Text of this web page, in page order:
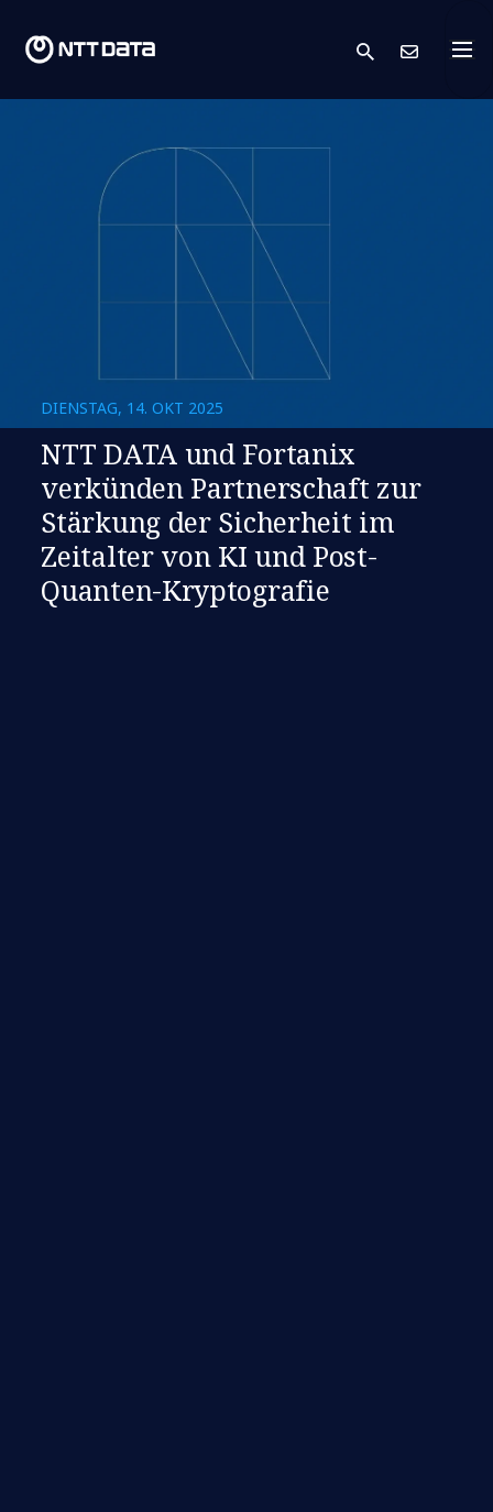
search
DIENSTAG, 14. OKT 2025
NTT DATA und Fortanix
verkünden Partnerschaft zur
Stärkung der Sicherheit im
Zeitalter von KI und Post-
Quanten-Kryptografie